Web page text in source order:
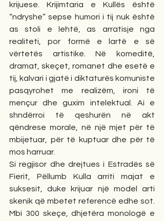
krijuese. Krijimtaria e Kullës është
“ndryshe” sepse humori i tij nuk është
as stoli e lehtë, as arratisje nga
realiteti, por formë e lartë e së
vërtetës artistike. Në komeditë,
dramat, skeçet, romanet dhe esetë e
tij, kalvari i gjatë i diktaturës komuniste
pasqyrohet me realizëm, ironi të
mençur dhe guxim intelektual. Ai e
shndërroi të qeshurën në akt
qëndrese morale, në një mjet për të
mbijetuar, për të kuptuar dhe për të
mos harruar.
Si regjisor dhe drejtues i Estradës së
Fierit, Pëllumb Kulla arriti majat e
suksesit, duke krijuar një model arti
skenik që mbetet referencë edhe sot.
Mbi 300 skeçe, dhjetëra monologë e